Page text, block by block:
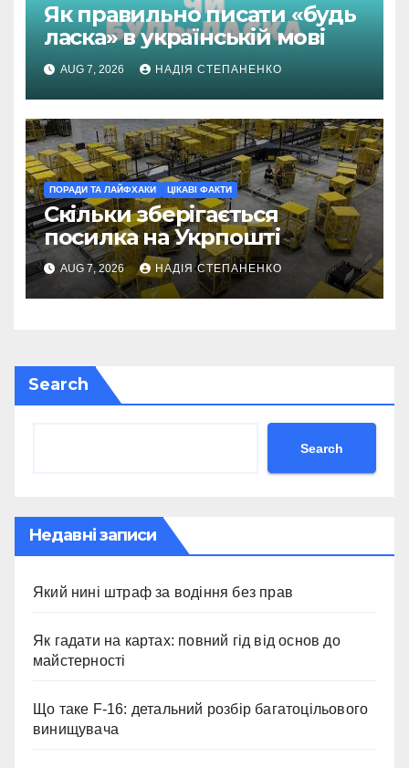
Як правильно писати «будь
ласка» в українській мові
AUG 7, 2026 НАДІЯ СТЕПАНЕНКО
ПОРАДИ ТА ЛАЙФХАКИ ЦІКАВІ ФАКТИ
Скільки зберігається
посилка на Укрпошті
AUG 7, 2026 НАДІЯ СТЕПАНЕНКО
Search
Search
Недавні записи
Який нині штраф за водіння без прав
Як гадати на картах: повний гід від основ до
майстерності
Що таке F-16: детальний розбір багатоцільового
винищувача